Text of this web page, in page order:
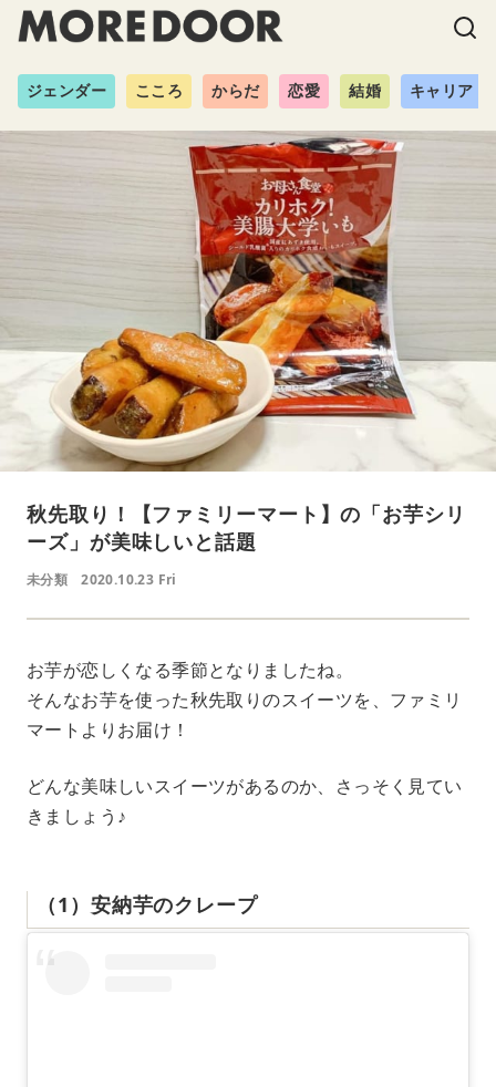
ジェンダー こころ からだ 恋愛 結婚 キャリア
秋先取り！【ファミリーマート】の「お芋シリ
ーズ」が美味しいと話題
未分類 2020.10.23 Fri
お芋が恋しくなる季節となりましたね。
そんなお芋を使った秋先取りのスイーツを、ファミリ
マートよりお届け！
どんな美味しいスイーツがあるのか、さっそく見てい
きましょう♪
（1）安納芋のクレープ